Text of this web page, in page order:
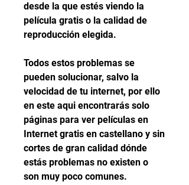
desde la que estés viendo la
película gratis o la calidad de
reproducción elegida.
Todos estos problemas se
pueden solucionar, salvo la
velocidad de tu internet, por ello
en este aqui encontrarás solo
páginas para ver películas en
Internet gratis en castellano y sin
cortes de gran calidad dónde
estás problemas no existen o
son muy poco comunes.